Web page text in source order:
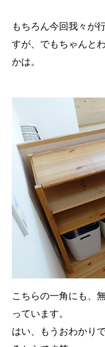
もちろん今回我々が
すが、でもちゃんと
かは。
こちらの一角にも、
っています。
はい、もうおわかり